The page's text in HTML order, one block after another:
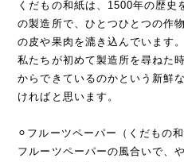
くだもの和紙は、1500年の歴史
の製造所で、ひとつひとつの作
の皮や果肉を漉き込んでいます。
私たちが初めて製造所を尋ねた
からできているのかという新鮮
ければと思います。
⚪︎フルーツペーパー（くだもの
フルーツペーパーの風合いで、